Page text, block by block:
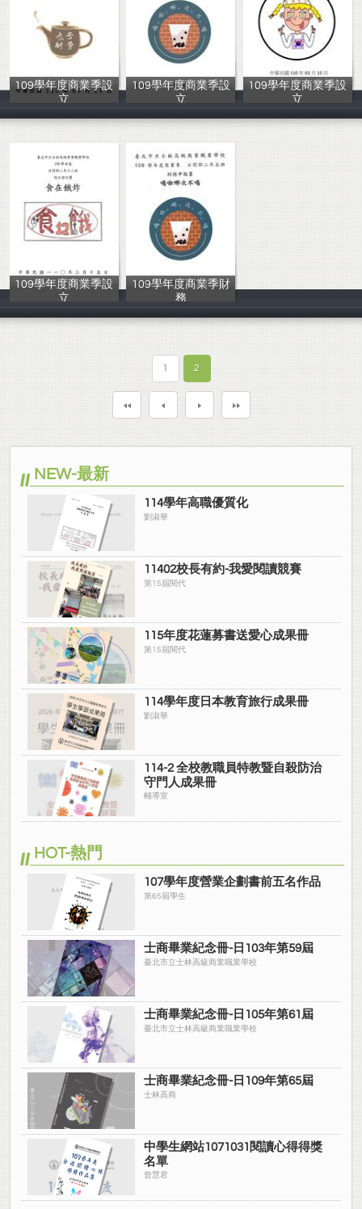
109學年度商業季設
立
第66屆209班學
109學年度商業季設
立
第66屆205班學
109學年度商業季設
立
第66屆210班學
109學年度商業季設
立
第66屆212班學
109學年度商業季財
務
第66屆205班學
1 2
NEW-最新
114學年高職優質化
劉淑華
11402校長有約-我愛閱讀競賽
第15屆閱代
115年度花蓮募書送愛心成果冊
第15屆閱代
114學年度日本教育旅行成果冊
劉淑華
114-2 全校教職員特教暨自殺防治
守門人成果冊
輔導室
HOT-熱門
107學年度營業企劃書前五名作品
第65屆學生
士商畢業紀念冊-日103年第59屆
臺北市立士林高級商業職業學校
士商畢業紀念冊-日105年第61屆
臺北市立士林高級商業職業學校
士商畢業紀念冊-日109年第65屆
士林高商
中學生網站1071031閱讀心得得獎
名單
曾慧君